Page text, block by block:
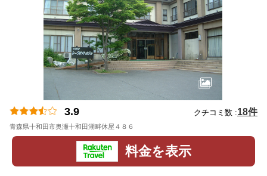
3.9 クチコミ数 :18件
青森県十和田市奥瀬十和田湖畔休屋４８６
料金を表示